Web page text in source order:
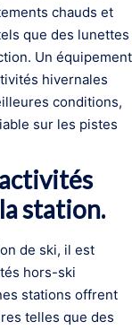
chauds et
que des lunettes
Un équipement
hivernales
conditions,
sur les pistes
station.
de ski, il est
hors-ski
stations offrent
telles que des